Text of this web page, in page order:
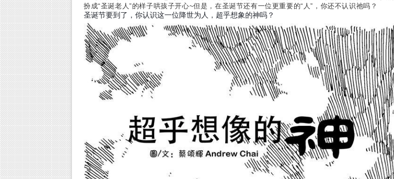
扮成“圣诞老人”的样子哄孩子开心~但是，在圣诞节还有一位更重要的“人”，你还不认识祂吗？
圣诞节要到了，你认识这一位降世为人，超乎想象的神吗？